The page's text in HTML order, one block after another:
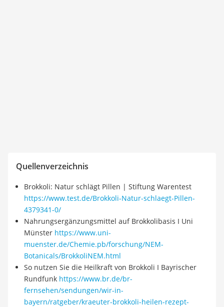
Quellenverzeichnis
Brokkoli: Natur schlägt Pillen | Stiftung Warentest
https://www.test.de/Brokkoli-Natur-schlaegt-Pillen-
4379341-0/
Nahrungsergänzungsmittel auf Brokkolibasis I Uni
Münster https://www.uni-
muenster.de/Chemie.pb/forschung/NEM-
Botanicals/BrokkoliNEM.html
So nutzen Sie die Heilkraft von Brokkoli I Bayrischer
Rundfunk https://www.br.de/br-
fernsehen/sendungen/wir-in-
bayern/ratgeber/kraeuter-brokkoli-heilen-rezept-